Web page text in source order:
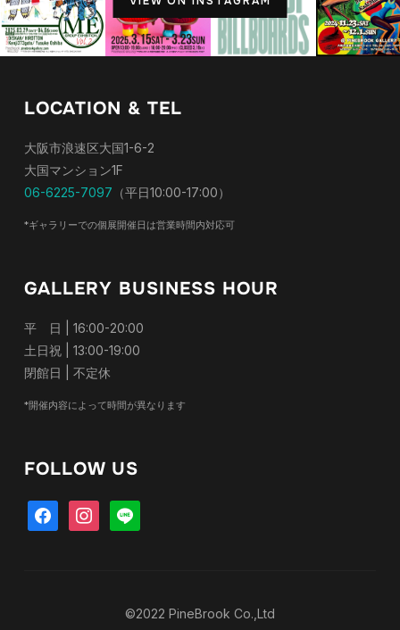
LOCATION & TEL
大阪市浪速区大国1-6-2
大国マンション1F
06-6225-7097 （平日10:00-17:00）
*ギャラリーでの個展開催日は営業時間内対応可
GALLERY BUSINESS HOUR
平 日 | 16:00-20:00
土日祝 | 13:00-19:00
閉館日 | 不定休
*開催内容によって時間が異なります
FOLLOW US
facebookinstagramline
©2022 PineBrook Co.,Ltd